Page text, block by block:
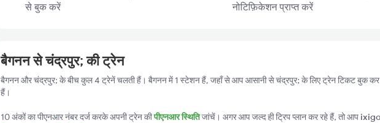
से बुक करें
नोटिफ़िकेशन प्राप्त करें
बैगनन से चंद्रपुर; की ट्रेन
बैगनन और चंद्रपुर; के बीच कुल 4 ट्रेनें चलती हैं। बैगनन में 1 स्टेशन हैं, जहाँ से आप आसानी से चंद्रपुर; के लिए ट्रेन टिकट बुक
हैं।
10 अंकों का पीएनआर नंबर दर्ज करके अपनी ट्रेन कीपीएनआर स्थितिजांचें। अगर आप जल्द ही ट्रिप प्लान कर रहे हैं, तो आप